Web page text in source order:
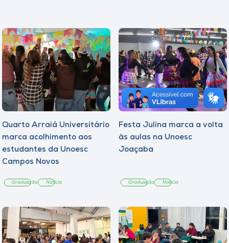
Quarto Arraiá Universitário
marca acolhimento aos
estudantes da Unoesc
Campos Novos
Graduação Notícia
Festa Julina marca a volta
às aulas na Unoesc
Joaçaba
Graduação Notícia